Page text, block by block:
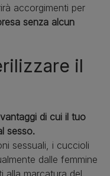
accorgimenti per
senza alcun
il
di cui il tuo
sesso.
sessuali, i cuccioli
dalle femmine
alla marcatura del